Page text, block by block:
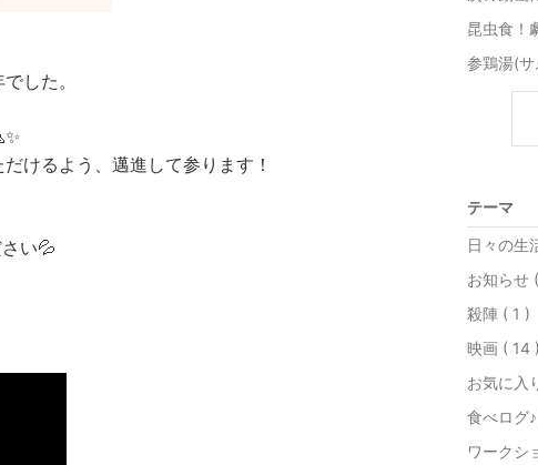
した。
けるよう、邁進して参ります！
い💦
昆虫食！
参鶏湯(
テーマ
日々の生
お知らせ
殺陣 ( 1 )
映画 ( 14 )
お気に入
食べログ
ワークシ